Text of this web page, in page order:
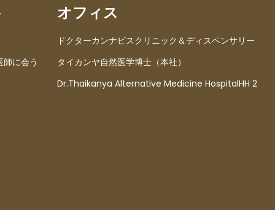
師に会う
オフィス
ドクターカンナビスクリニック＆ディスペンサリー
タイカンヤ自然医学博士（本社）
Dr.Thaikanya Alternative Medicine HospitalHH 2